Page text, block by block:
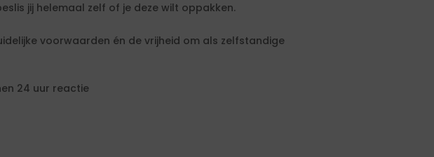
jij helemaal zelf of je deze wilt oppakken.
voorwaarden én de vrijheid om als zelfstandige
24 uur reactie